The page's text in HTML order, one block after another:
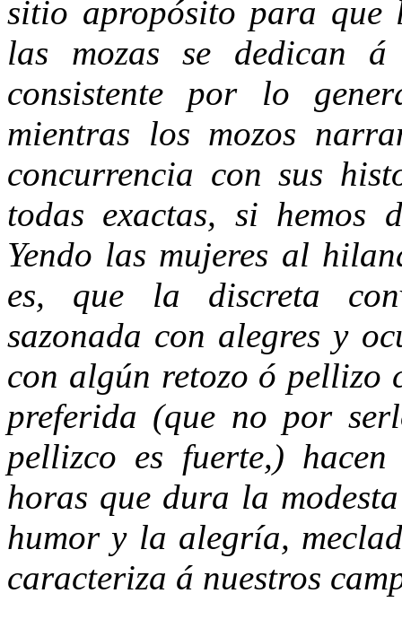
sitio apropósito para que
las mozas se dedican
consistente por lo
mientras los mozos
concurrencia con sus
todas exactas, si hemos
Yendo las mujeres al
es, que la discreta
sazonada con alegres y
con algún retozo ó pellizo
preferida (que no por
pellizco es fuerte,)
horas que dura la
humor y la alegría,
caracteriza á nuestros